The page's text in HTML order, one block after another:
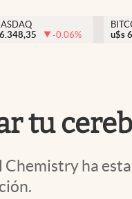
-0.06%
u$s
tu
ha